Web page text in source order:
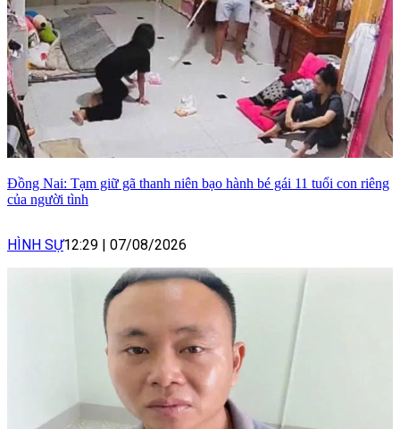
Đồng Nai: Tạm giữ gã thanh niên bạo hành bé gái 11 tuổi con riêng
của người tình
HÌNH SỰ12:29 | 07/08/2026